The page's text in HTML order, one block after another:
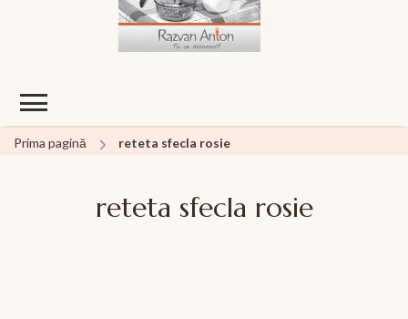
Prima pagină reteta sfecla rosie
reteta sfecla rosie